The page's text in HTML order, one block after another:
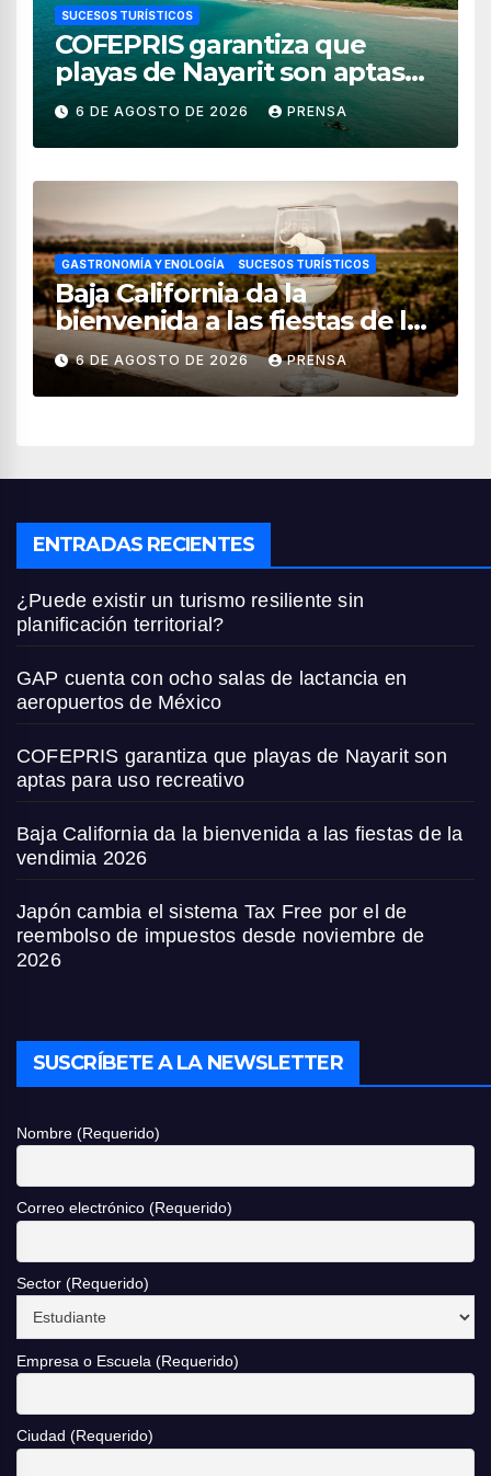
SUCESOS TURÍSTICOS
COFEPRIS garantiza que
playas de Nayarit son aptas
para uso recreativo
6 DE AGOSTO DE 2026 PRENSA
GASTRONOMÍA Y ENOLOGÍA SUCESOS TURÍSTICOS
Baja California da la
bienvenida a las fiestas de la
vendimia 2026
6 DE AGOSTO DE 2026 PRENSA
ENTRADAS RECIENTES
¿Puede existir un turismo resiliente sin
planificación territorial?
GAP cuenta con ocho salas de lactancia en
aeropuertos de México
COFEPRIS garantiza que playas de Nayarit son
aptas para uso recreativo
Baja California da la bienvenida a las fiestas de la
vendimia 2026
Japón cambia el sistema Tax Free por el de
reembolso de impuestos desde noviembre de
2026
SUSCRÍBETE A LA NEWSLETTER
Nombre (Requerido)
Correo electrónico (Requerido)
Sector (Requerido)
Empresa o Escuela (Requerido)
Ciudad (Requerido)